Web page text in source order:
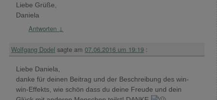
Liebe Grüße,
Daniela
Antworten ↓
Wolfgang Dodel sagte am 07.06.2016 um 19:19 :
Liebe Daniela,
danke für deinen Beitrag und der Beschreibung des win-
win-Effekts, wie schön dass du deine Freude und dein